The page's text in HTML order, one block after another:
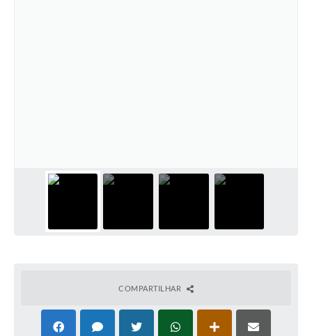
COMPARTILHAR